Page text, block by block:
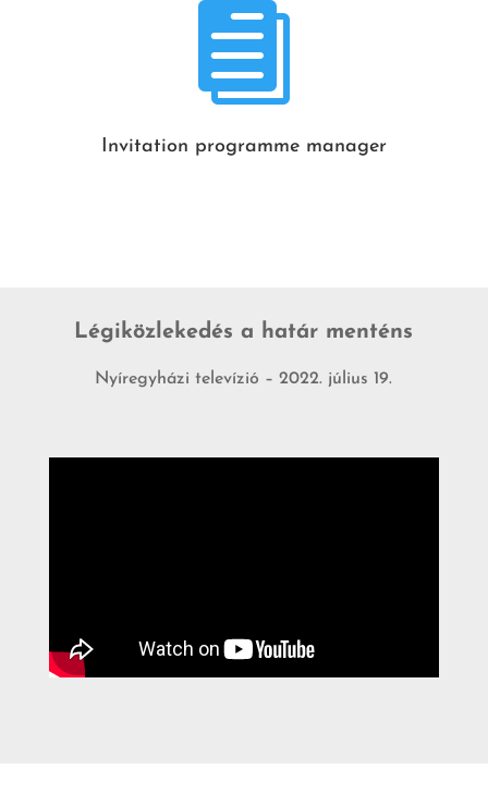

Invitation programme manager
Légiközlekedés a határ menténs
Nyíregyházi televízió – 2022. július 19.